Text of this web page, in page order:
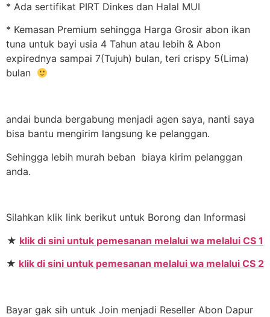
* Ada sertifikat PIRT Dinkes dan Halal MUI
* Kemasan Premium sehingga Harga Grosir abon ikan
tuna untuk bayi usia 4 Tahun atau lebih & Abon
expirednya sampai 7(Tujuh) bulan, teri crispy 5(Lima)
bulan
andai bunda bergabung menjadi agen saya, nanti saya
bisa bantu mengirim langsung ke pelanggan.
Sehingga lebih murah beban biaya kirim pelanggan
anda.
Silahkan klik link berikut untuk Borong dan Informasi
★ klik di sini untuk pemesanan melalui wa melalui CS 1
★ klik di sini untuk pemesanan melalui wa melalui CS 2
Bayar gak sih untuk Join menjadi Reseller Abon Dapur